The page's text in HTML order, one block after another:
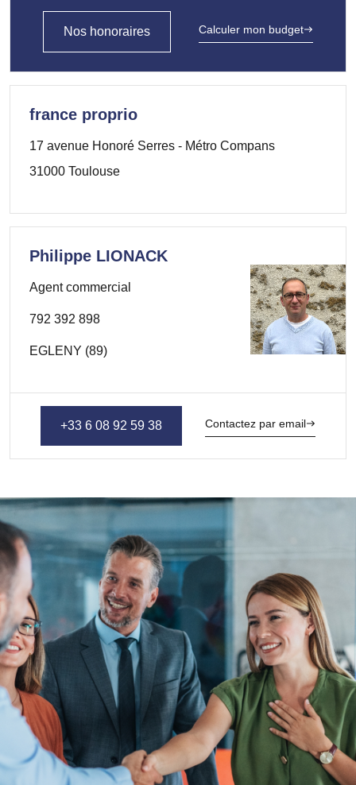
Nos honoraires Calculer mon budget
france proprio
17 avenue Honoré Serres - Métro Compans
31000 Toulouse
Philippe LIONACK
Agent commercial
792 392 898
EGLENY (89)
+33 6 08 92 59 38 Contactez par email